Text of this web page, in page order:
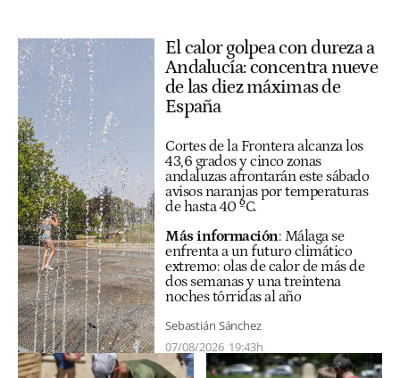
El calor golpea con dureza a
Andalucía: concentra nueve
de las diez máximas de
España
Cortes de la Frontera alcanza los
43,6 grados y cinco zonas
andaluzas afrontarán este sábado
avisos naranjas por temperaturas
de hasta 40 ºC.
Más información: Málaga se
enfrenta a un futuro climático
extremo: olas de calor de más de
dos semanas y una treintena
noches tórridas al año
Sebastián Sánchez
07/08/2026 19:43h